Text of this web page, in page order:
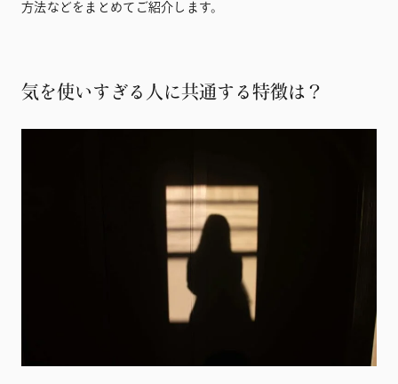
方法などをまとめてご紹介します。
気を使いすぎる人に共通する特徴は？